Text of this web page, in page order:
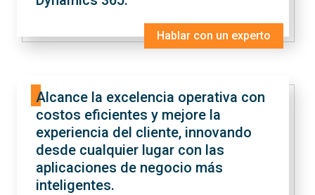
Hablar con un experto
Alcance la excelencia operativa con
costos eficientes y mejore la
experiencia del cliente, innovando
desde cualquier lugar con las
aplicaciones de negocio más
inteligentes.